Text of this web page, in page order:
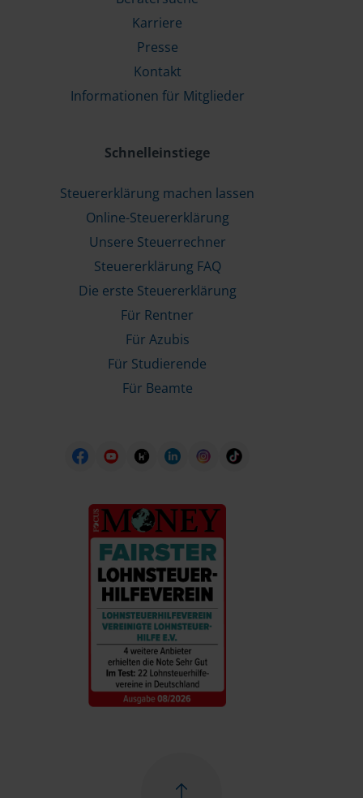
Karriere
Presse
Kontakt
Informationen für Mitglieder
Schnelleinstiege
Steuererklärung machen lassen
Online-Steuererklärung
Unsere Steuerrechner
Steuererklärung FAQ
Die erste Steuererklärung
Für Rentner
Für Azubis
Für Studierende
Für Beamte